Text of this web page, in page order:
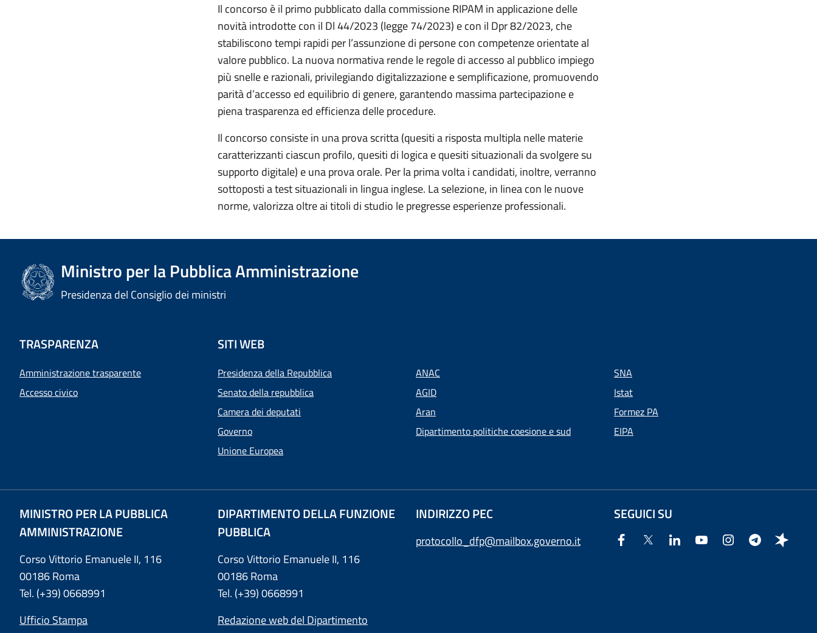
Il concorso è il primo pubblicato dalla commissione RIPAM in applicazione delle
novità introdotte con il Dl 44/2023 (legge 74/2023) e con il Dpr 82/2023, che
stabiliscono tempi rapidi per l’assunzione di persone con competenze orientate al
valore pubblico. La nuova normativa rende le regole di accesso al pubblico impiego
più snelle e razionali, privilegiando digitalizzazione e semplificazione, promuovendo
parità d’accesso ed equilibrio di genere, garantendo massima partecipazione e
piena trasparenza ed efficienza delle procedure.
Il concorso consiste in una prova scritta (quesiti a risposta multipla nelle materie
caratterizzanti ciascun profilo, quesiti di logica e quesiti situazionali da svolgere su
supporto digitale) e una prova orale. Per la prima volta i candidati, inoltre, verranno
sottoposti a test situazionali in lingua inglese. La selezione, in linea con le nuove
norme, valorizza oltre ai titoli di studio le pregresse esperienze professionali.
Ministro per la Pubblica Amministrazione
Presidenza del Consiglio dei ministri
TRASPARENZA
Amministrazione trasparente
Accesso civico
SITI WEB
Presidenza della Repubblica
Senato della repubblica
Camera dei deputati
Governo
Unione Europea
ANAC
AGID
Aran
Dipartimento politiche coesione e sud
SNA
Istat
Formez PA
EIPA
MINISTRO PER LA PUBBLICA
AMMINISTRAZIONE
Corso Vittorio Emanuele II, 116
00186 Roma
Tel. (+39) 0668991
Ufficio Stampa
DIPARTIMENTO DELLA FUNZIONE
PUBBLICA
Corso Vittorio Emanuele II, 116
00186 Roma
Tel. (+39) 0668991
Redazione web del Dipartimento
INDIRIZZO PEC
protocollo_dfp@mailbox.governo.it
SEGUICI SU